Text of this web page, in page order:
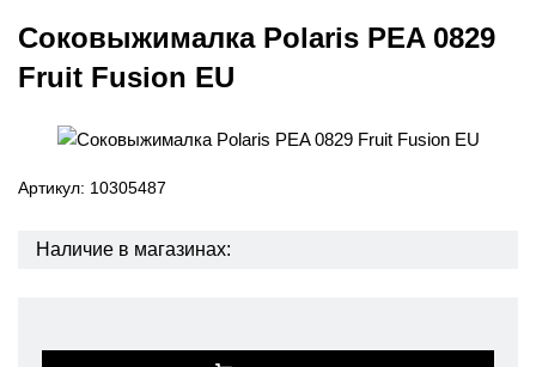
Соковыжималка Polaris PEA 0829
Fruit Fusion EU
Артикул: 10305487
Наличие в магазинах: